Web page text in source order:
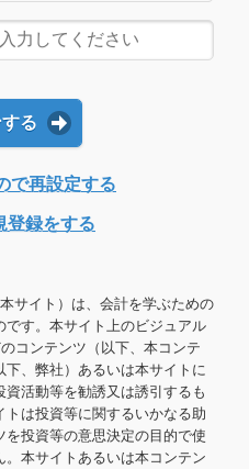
る
で再設定する
登録をする
サイト）は、会計を学ぶための
す。本サイト上のビジュアル
コンテンツ（以下、本コンテ
、弊社）あるいは本サイトに
活動等を勧誘又は誘引するも
は投資等に関するいかなる助
投資等の意思決定の目的で使
本サイトあるいは本コンテン